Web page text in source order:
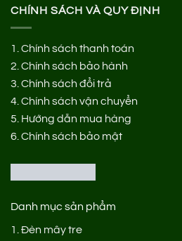
CHÍNH SÁCH VÀ QUY ĐỊNH
1.Chính sách thanh toán
2.Chính sách bảo hành
3.Chính sách đổi trả
4.Chính sách vận chuyển
5. Hướng dẫn mua hàng
6.Chính sách bảo mật
Danh mục sản phẩm
1.Đèn mây tre